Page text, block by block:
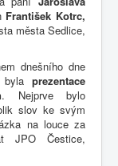
František Kotrc,
města Sedlice,
dnešního dne
prezentace
. Nejprve bylo
slov ke svým
na louce za
JPO Čestice,